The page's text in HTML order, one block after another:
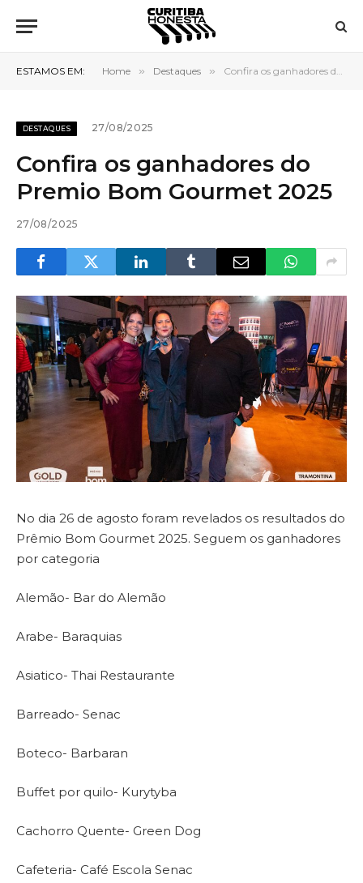
ESTAMOS EM: Home » Destaques » Confira os ganhadores do Premio Bom Gourmet 2025
DESTAQUES 27/08/2025
Confira os ganhadores do
Premio Bom Gourmet 2025
27/08/2025
No dia 26 de agosto foram revelados os resultados do
Prêmio Bom Gourmet 2025. Seguem os ganhadores
por categoria
Alemão- Bar do Alemão
Arabe- Baraquias
Asiatico- Thai Restaurante
Barreado- Senac
Boteco- Barbaran
Buffet por quilo- Kurytyba
Cachorro Quente- Green Dog
Cafeteria- Café Escola Senac